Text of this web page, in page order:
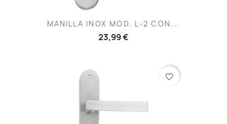
MANILLA INOX MOD. L-2 CON...
23,99 €
favorite_border